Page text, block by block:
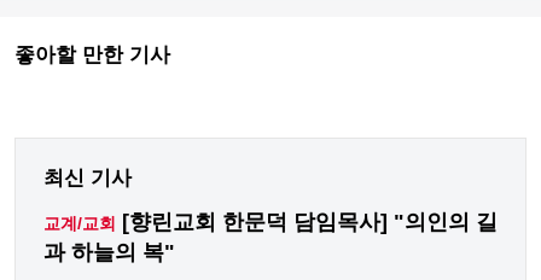
좋아할 만한 기사
최신 기사
교계/교회
[향린교회 한문덕 담임목사] "의인의 길
과 하늘의 복"